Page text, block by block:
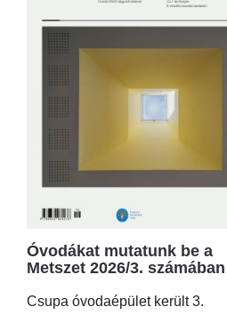
Óvodákat mutatunk be a
Metszet 2026/3. számában
Csupa óvodaépület került 3.